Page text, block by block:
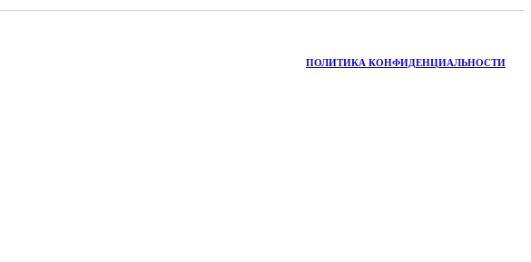
ПОЛИТИКА КОНФИДЕНЦИАЛЬНОСТИ